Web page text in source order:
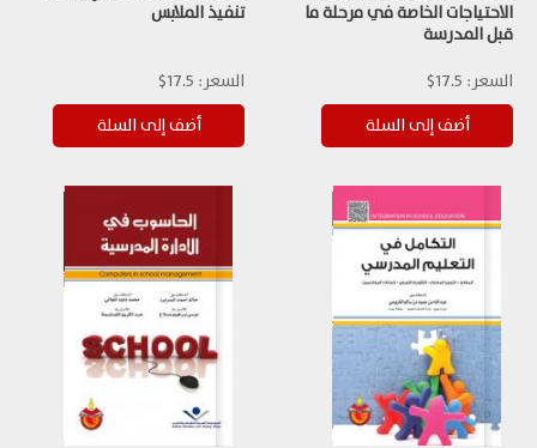
الاحتياجات الخاصة في مرحلة ما
قبل المدرسة
السعر: 17.5$
تنفيذ الملابس
السعر: 17.5$